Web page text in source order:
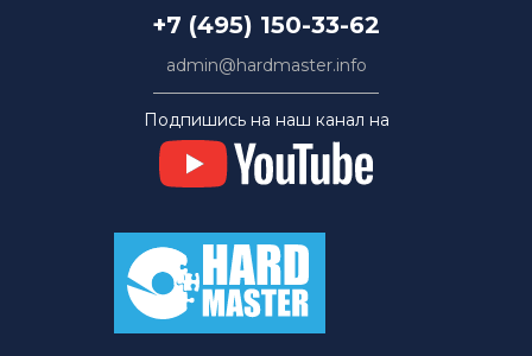
+7 (495) 150-33-62
admin@hardmaster.info
Подпишись на наш канал на